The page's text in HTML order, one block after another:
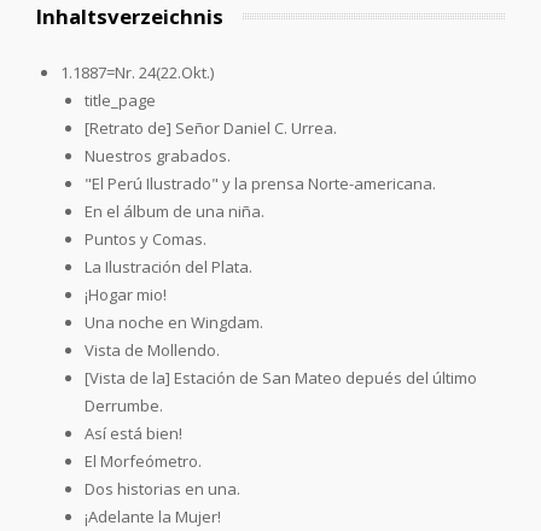
Inhaltsverzeichnis
1.1887=Nr. 24(22.Okt.)
title_page
[Retrato de] Señor Daniel C. Urrea.
Nuestros grabados.
"El Perú Ilustrado" y la prensa Norte-americana.
En el álbum de una niña.
Puntos y Comas.
La Ilustración del Plata.
¡Hogar mio!
Una noche en Wingdam.
Vista de Mollendo.
[Vista de la] Estación de San Mateo depués del último
Derrumbe.
Así está bien!
El Morfeómetro.
Dos historias en una.
¡Adelante la Mujer!